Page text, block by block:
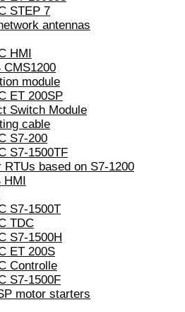
STEP 7
antennas
HMI
CMS1200
module
ET 200SP
Switch Module
cable
S7-200
S7-1500TF
RTUs based on S7-1200
HMI
S7-1500T
TDC
S7-1500H
ET 200S
Controlle
S7-1500F
motor starters